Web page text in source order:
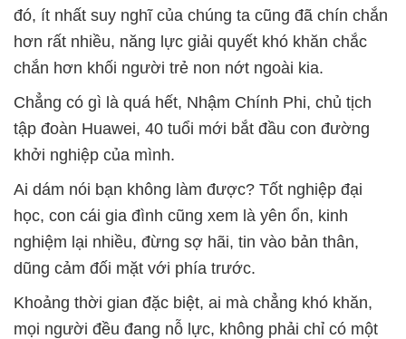
đó, ít nhất suy nghĩ của chúng ta cũng đã chín chắn
hơn rất nhiều, năng lực giải quyết khó khăn chắc
chắn hơn khối người trẻ non nớt ngoài kia.
Chẳng có gì là quá hết, Nhậm Chính Phi, chủ tịch
tập đoàn Huawei, 40 tuổi mới bắt đầu con đường
khởi nghiệp của mình.
Ai dám nói bạn không làm được? Tốt nghiệp đại
học, con cái gia đình cũng xem là yên ổn, kinh
nghiệm lại nhiều, đừng sợ hãi, tin vào bản thân,
dũng cảm đối mặt với phía trước.
Khoảng thời gian đặc biệt, ai mà chẳng khó khăn,
mọi người đều đang nỗ lực, không phải chỉ có một